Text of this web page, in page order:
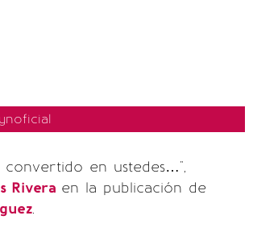
en ustedes…",
Rivera en la publicación de
.